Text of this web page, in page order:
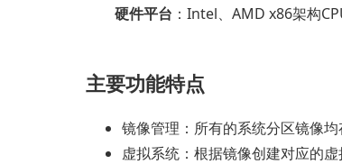
硬件平台 ：Intel、AMD x86架构
主要功能特点
镜像管理：所有的系统分区镜像
虚拟系统：根据镜像创建对应的